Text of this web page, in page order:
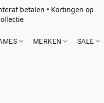
betalen • Kortingen op
MERKEN SALE